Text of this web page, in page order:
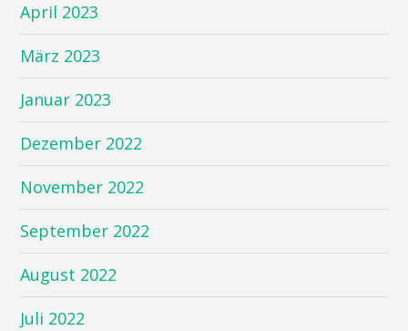
April 2023
März 2023
Januar 2023
Dezember 2022
November 2022
September 2022
August 2022
Juli 2022